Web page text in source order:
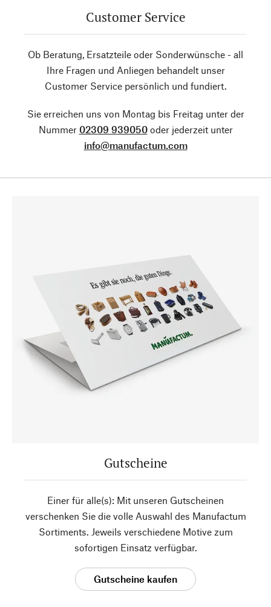
Customer Service
Ob Beratung, Ersatzteile oder Sonderwünsche - all
Ihre Fragen und Anliegen behandelt unser
Customer Service persönlich und fundiert.
Sie erreichen uns von Montag bis Freitag unter der
Nummer 02309 939050oder jederzeit unter
info@manufactum.com
Gutscheine
Einer für alle(s): Mit unseren Gutscheinen
verschenken Sie die volle Auswahl des Manufactum
Sortiments. Jeweils verschiedene Motive zum
sofortigen Einsatz verfügbar.
Gutscheine kaufen